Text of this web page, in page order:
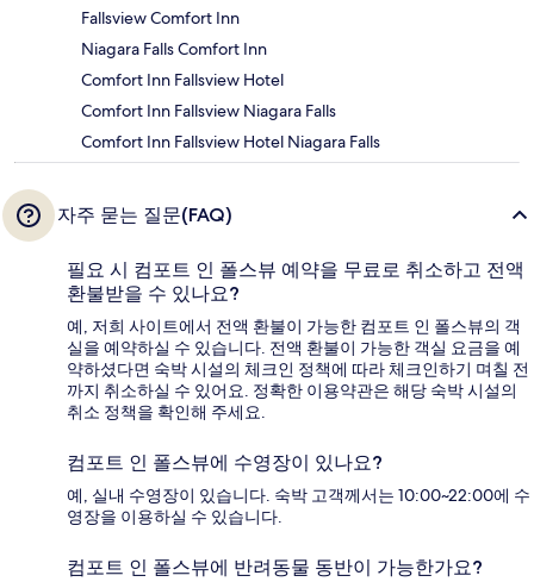
Fallsview Comfort Inn
Niagara Falls Comfort Inn
Comfort Inn Fallsview Hotel
Comfort Inn Fallsview Niagara Falls
Comfort Inn Fallsview Hotel Niagara Falls
자주 묻는 질문(FAQ)
필요 시 컴포트 인 폴스뷰 예약을 무료로 취소하고 전액
환불받을 수 있나요?
예, 저희 사이트에서 전액 환불이 가능한 컴포트 인 폴스뷰의 객
실을 예약하실 수 있습니다. 전액 환불이 가능한 객실 요금을 예
약하셨다면 숙박 시설의 체크인 정책에 따라 체크인하기 며칠 전
까지 취소하실 수 있어요. 정확한 이용약관은 해당 숙박 시설의
취소 정책을 확인해 주세요.
컴포트 인 폴스뷰에 수영장이 있나요?
예, 실내 수영장이 있습니다. 숙박 고객께서는 10:00~22:00에 수
영장을 이용하실 수 있습니다.
컴포트 인 폴스뷰에 반려동물 동반이 가능한가요?